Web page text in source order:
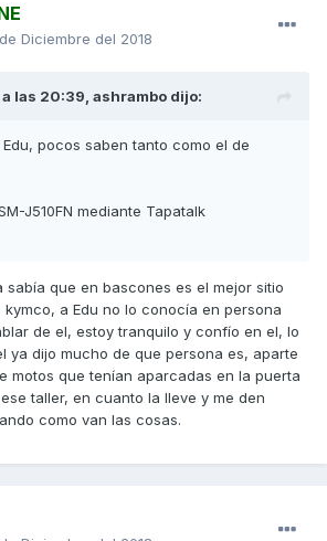
Diciembre del 2018
a las 20:39, ashrambo dijo:
pocos saben tanto como el de
J510FN mediante Tapatalk
sabía que en bascones es el mejor sitio
a Edu no lo conocía en persona
de el, estoy tranquilo y confío en el, lo
ya dijo mucho de que persona es, aparte
motos que tenían aparcadas en la puerta
taller, en cuanto la lleve y me den
como van las cosas.